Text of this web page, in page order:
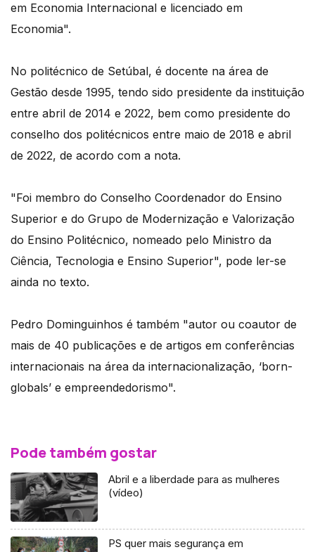
em Economia Internacional e licenciado em
Economia".
No politécnico de Setúbal, é docente na área de
Gestão desde 1995, tendo sido presidente da instituição
entre abril de 2014 e 2022, bem como presidente do
conselho dos politécnicos entre maio de 2018 e abril
de 2022, de acordo com a nota.
"Foi membro do Conselho Coordenador do Ensino
Superior e do Grupo de Modernização e Valorização
do Ensino Politécnico, nomeado pelo Ministro da
Ciência, Tecnologia e Ensino Superior", pode ler-se
ainda no texto.
Pedro Dominguinhos é também "autor ou coautor de
mais de 40 publicações e de artigos em conferências
internacionais na área da internacionalização, ‘born-
globals’ e empreendedorismo".
Pode também gostar
Abril e a liberdade para as mulheres
(vídeo)
PS quer mais segurança em